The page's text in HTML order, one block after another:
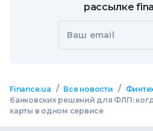
рассылке
Ваш email
Finance.ua / Все новости /
банковских решений для ФЛП:
карты в одном сервисе